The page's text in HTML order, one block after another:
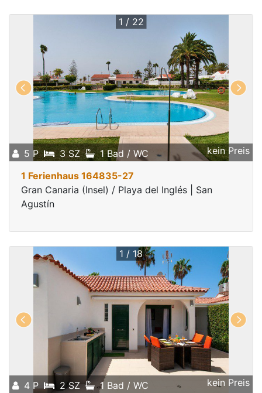
5 P 3 SZ 1 Bad / WC kein Preis
1 / 22
1 Ferienhaus 164835-27
Gran Canaria (Insel) / Playa del Inglés | San
Agustín
4 P 2 SZ 1 Bad / WC kein Preis
1 / 18